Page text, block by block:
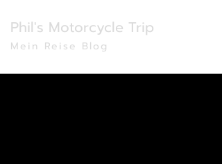
Phil's Motorcycle Trip
Mein Reise Blog